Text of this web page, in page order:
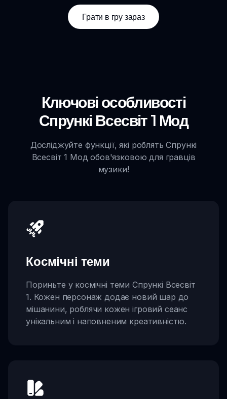
Грати в гру зараз
Ключові особливості
Спрункі Всесвіт 1 Мод
Досліджуйте функції, які роблять Спрункі
Всесвіт 1 Мод обов'язковою для гравців
музики!
Космічні теми
Пориньте у космічні теми Спрункі Всесвіт
1. Кожен персонаж додає новий шар до
мішанини, роблячи кожен ігровий сеанс
унікальним і наповненим креативністю.